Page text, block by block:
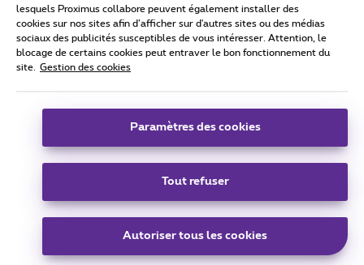
Tous droits réservés. © 2026
Conditions générales, info consommateur
Coordonnées de l’entreprise
Boulevard du Roi Albert II 27 - B-1030 Bruxelles.
Carrier & Wholesale Solutions
|Telindus
|Sitemap
lesquels Proximus collabore peuvent également installer des
cookies sur nos sites afin d’afficher sur d'autres sites ou des médias
sociaux des publicités susceptibles de vous intéresser. Attention, le
blocage de certains cookies peut entraver le bon fonctionnement du
site.
Gestion des cookies
Paramètres des cookies
Tout refuser
Autoriser tous les cookies